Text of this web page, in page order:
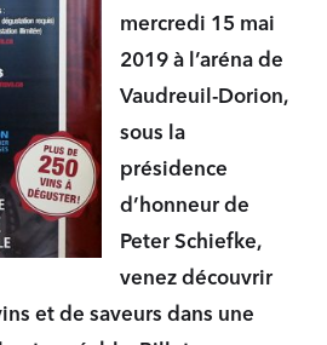
mercredi 15 mai
2019 à l’aréna de
Vaudreuil-Dorion,
sous la
présidence
d’honneur de
Peter Schiefke,
venez découvrir
et de saveurs dans une